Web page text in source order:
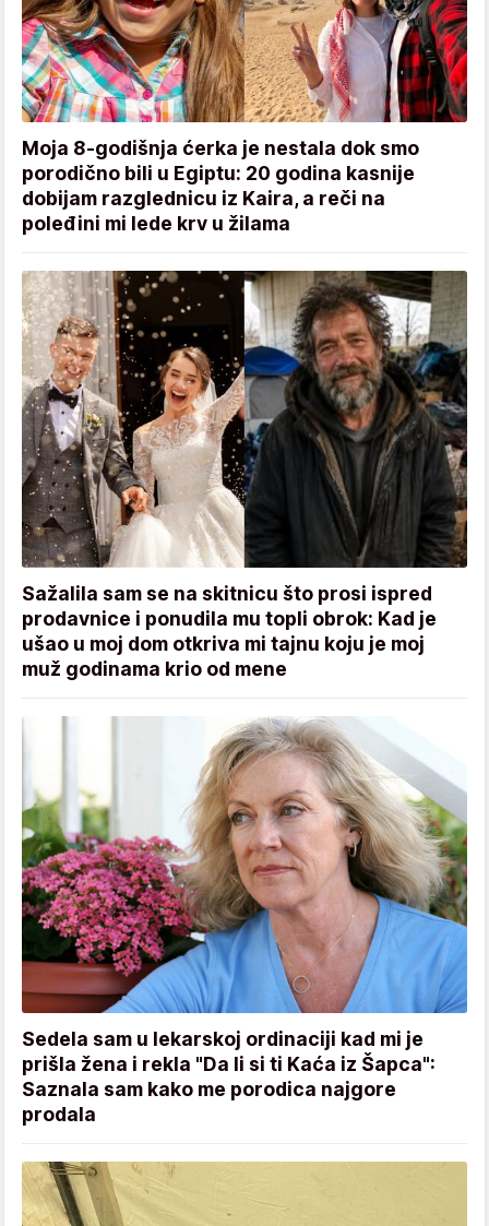
Moja 8-godišnja ćerka je nestala dok smo
porodično bili u Egiptu: 20 godina kasnije
dobijam razglednicu iz Kaira, a reči na
poleđini mi lede krv u žilama
Sažalila sam se na skitnicu što prosi ispred
prodavnice i ponudila mu topli obrok: Kad je
ušao u moj dom otkriva mi tajnu koju je moj
muž godinama krio od mene
Sedela sam u lekarskoj ordinaciji kad mi je
prišla žena i rekla "Da li si ti Kaća iz Šapca":
Saznala sam kako me porodica najgore
prodala